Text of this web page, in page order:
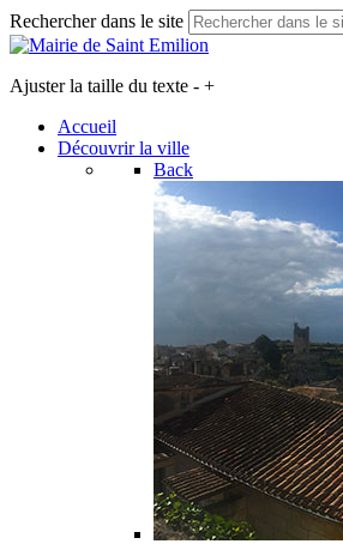
Rechercher dans le site
Ajuster la taille du texte - +
Accueil
Découvrir la ville
Back